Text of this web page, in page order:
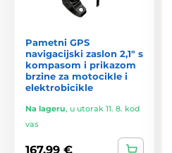
Pametni GPS
navigacijski zaslon 2,1" s
kompasom i prikazom
brzine za motocikle i
elektrobicikle
Na lageru, u utorak 11. 8. kod
vas
167,99 €